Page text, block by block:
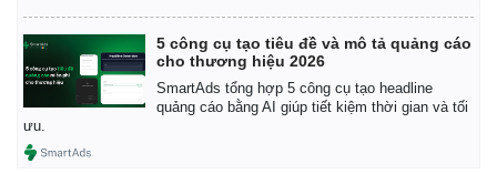
5 công cụ tạo tiêu đề và mô tả quảng cáo
cho thương hiệu 2026
SmartAds tổng hợp 5 công cụ tạo headline
quảng cáo bằng AI giúp tiết kiệm thời gian và tối
ưu.